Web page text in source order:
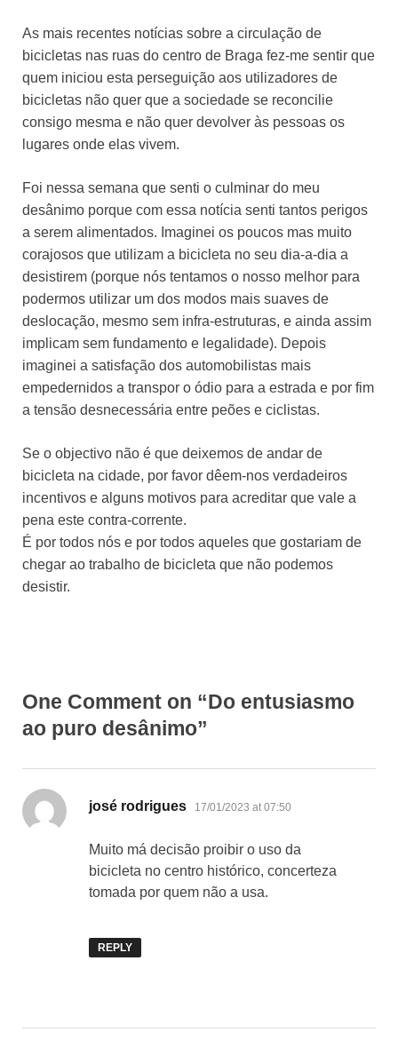
As mais recentes notícias sobre a circulação de
bicicletas nas ruas do centro de Braga fez-me sentir que
quem iniciou esta perseguição aos utilizadores de
bicicletas não quer que a sociedade se reconcilie
consigo mesma e não quer devolver às pessoas os
lugares onde elas vivem.
Foi nessa semana que senti o culminar do meu
desânimo porque com essa notícia senti tantos perigos
a serem alimentados. Imaginei os poucos mas muito
corajosos que utilizam a bicicleta no seu dia-a-dia a
desistirem (porque nós tentamos o nosso melhor para
podermos utilizar um dos modos mais suaves de
deslocação, mesmo sem infra-estruturas, e ainda assim
implicam sem fundamento e legalidade). Depois
imaginei a satisfação dos automobilistas mais
empedernidos a transpor o ódio para a estrada e por fim
a tensão desnecessária entre peões e ciclistas.
Se o objectivo não é que deixemos de andar de
bicicleta na cidade, por favor dêem-nos verdadeiros
incentivos e alguns motivos para acreditar que vale a
pena este contra-corrente.
É por todos nós e por todos aqueles que gostariam de
chegar ao trabalho de bicicleta que não podemos
desistir.
One Comment on “Do entusiasmo
ao puro desânimo”
josé rodrigues says:
17/01/2023 at 07:50
Muito má decisão proibir o uso da
bicicleta no centro histórico, concerteza
tomada por quem não a usa.
REPLY